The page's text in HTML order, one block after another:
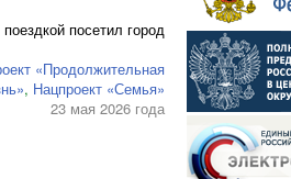
посетил город
«Продолжительная
, Нацпроект «Семья»
23 мая 2026 года